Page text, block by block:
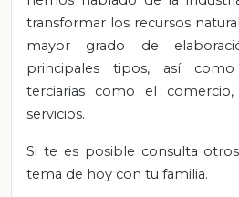
transformar los recursos
mayor grado de
principales tipos, así
terciarias como el
servicios.
Si te es posible consulta
tema de hoy con tu familia.